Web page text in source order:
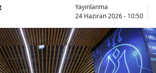
Balıkesir
Bilecik
Bingöl
Bitlis
Yayınlanma
24 Haziran 2026 - 10:50